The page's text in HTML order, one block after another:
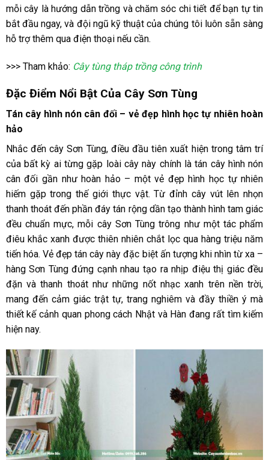
mỗi cây là hướng dẫn trồng và chăm sóc chi tiết để bạn tự tin
bắt đầu ngay, và đội ngũ kỹ thuật của chúng tôi luôn sẵn sàng
hỗ trợ thêm qua điện thoại nếu cần.
>>> Tham khảo: Cây tùng tháp trồng công trình
Đặc Điểm Nổi Bật Của Cây Sơn Tùng
Tán cây hình nón cân đối – vẻ đẹp hình học tự nhiên hoàn
hảo
Nhắc đến cây Sơn Tùng, điều đầu tiên xuất hiện trong tâm trí
của bất kỳ ai từng gặp loài cây này chính là tán cây hình nón
cân đối gần như hoàn hảo – một vẻ đẹp hình học tự nhiên
hiếm gặp trong thế giới thực vật. Từ đỉnh cây vút lên nhọn
thanh thoát đến phần đáy tán rộng dần tạo thành hình tam giác
đều chuẩn mực, mỗi cây Sơn Tùng trông như một tác phẩm
điêu khắc xanh được thiên nhiên chắt lọc qua hàng triệu năm
tiến hóa. Vẻ đẹp tán cây này đặc biệt ấn tượng khi nhìn từ xa –
hàng Sơn Tùng đứng cạnh nhau tạo ra nhịp điệu thị giác đều
đặn và thanh thoát như những nốt nhạc xanh trên nền trời,
mang đến cảm giác trật tự, trang nghiêm và đầy thiền ý mà
thiết kế cảnh quan phong cách Nhật và Hàn đang rất tìm kiếm
hiện nay.